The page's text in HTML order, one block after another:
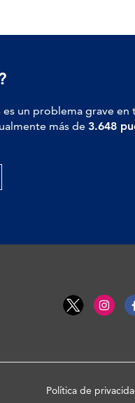
es un problema grave en
más de 3.648
Política de